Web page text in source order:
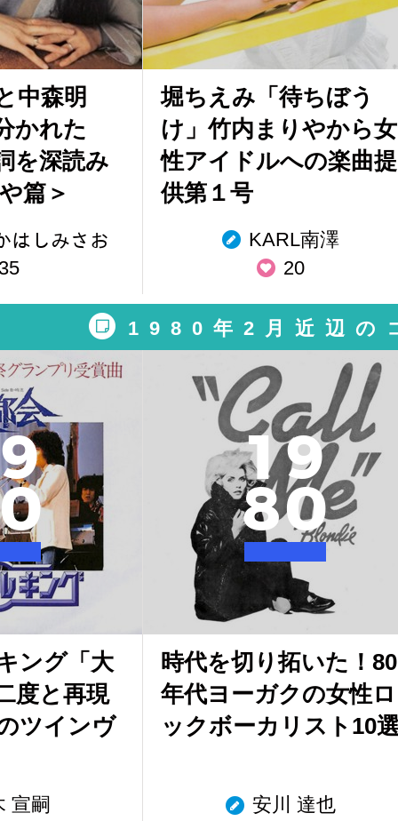
中森明
かれた
を深読み
篇＞
はしみさお
堀ちえみ「待ちぼう
け」竹内まりやから女
性アイドルへの楽曲提
供第１号
KARL南澤
20
1980年2月近辺の
9
ング「大
度と再現
ツインヴ
宣嗣
19
80
時代を切り拓いた！80
年代ヨーガクの女性ロ
ックボーカリスト10
安川 達也